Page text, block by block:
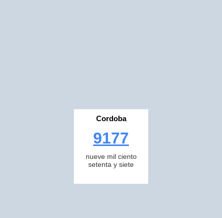
Cordoba
9177
nueve mil ciento
setenta y siete